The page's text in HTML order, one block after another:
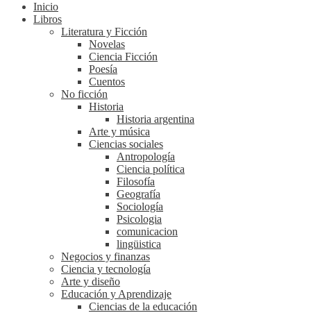
Inicio
Libros
Literatura y Ficción
Novelas
Ciencia Ficción
Poesía
Cuentos
No ficción
Historia
Historia argentina
Arte y música
Ciencias sociales
Antropología
Ciencia política
Filosofía
Geografía
Sociología
Psicologia
comunicacion
lingüistica
Negocios y finanzas
Ciencia y tecnología
Arte y diseño
Educación y Aprendizaje
Ciencias de la educación